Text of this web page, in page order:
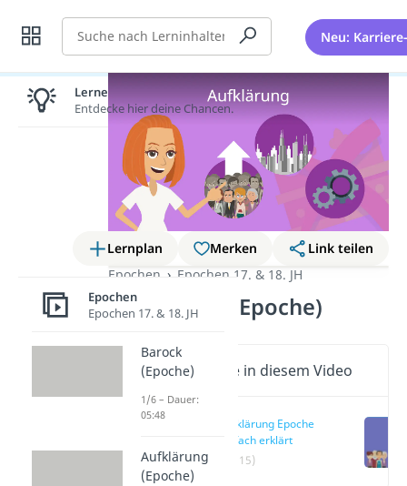
Suche Neu:
Lernplan Merken
Link teilen
Epochen
Epochen 17. & 18. JH
Aufklärung (Epoche)
Wichtige Inhalte in diesem Video
Aufklärung Epoche
einfach erklärt
(00:15)
Lernen lohnt sich!
Entdecke hier deine Chancen.
Epochen
Epochen 17. & 18. JH
Barock
(Epoche)
1/6 – Dauer:
05:48
Aufklärung
(Epoche)